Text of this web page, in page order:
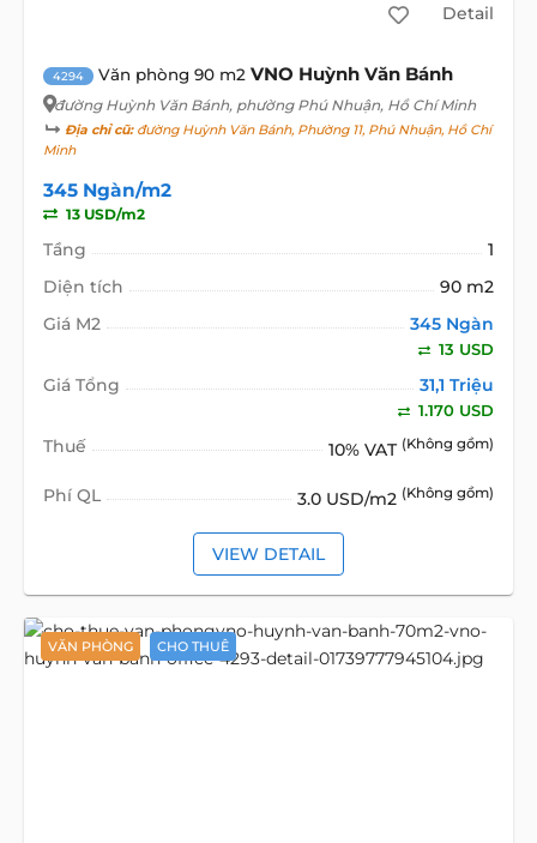
Detail
4294 Văn phòng 90 m2 VNO Huỳnh Văn Bánh
đường Huỳnh Văn Bánh, phường Phú Nhuận, Hồ Chí Minh
Địa chỉ cũ:đường Huỳnh Văn Bánh, Phường 11, Phú Nhuận, Hồ Chí
Minh
345 Ngàn/m2
13 USD/m2
Tầng
1
Diện tích
90 m2
Giá M2
345 Ngàn
13 USD
Giá Tổng 31,1 Triệu
1.170 USD
Thuế 10% VAT (Không gồm)
Phí QL 3.0 USD/m2 (Không gồm)
VIEW DETAIL
VĂN PHÒNG CHO THUÊ